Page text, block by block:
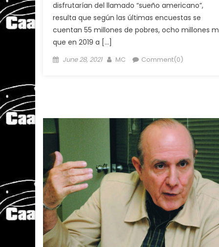
disfrutarían del llamado “sueño americano”,
resulta que según las últimas encuestas se
cuentan 55 millones de pobres, ocho millones
que en 2019 a […]
Posted
June 28, 2021 Author
MC Comment(0)